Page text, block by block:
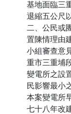
基地面臨三
退縮五公尺
二、公民或
置陳情理由
小組審查意
重市三重埔
變電所之設
民影響最小
本案變電所
七十八年改